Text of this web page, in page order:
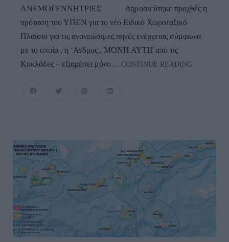
ΑΝΕΜΟΓΕΝΝΗΤΡΙΕΣ Δημοσιεύτηκε προχθές η
πρόταση του ΥΠΕΝ για το νέο Ειδικό Χωροταξικό
Πλαίσιο για τις ανανεώσιμες πηγές ενέργειας σύμφωνα
με το οποίο , η ‘Ανδρος , ΜΟΝΗ ΑΥΤΗ από τις
Κυκλάδες – εξαιρέσει μόνο… CONTINUE READING